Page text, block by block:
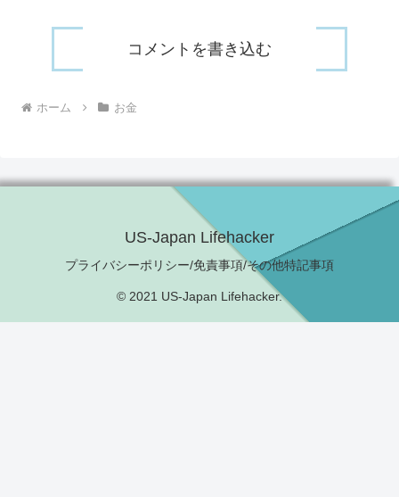
コメントを書き込む
ホーム お金
US-Japan Lifehacker
プライバシーポリシー/免責事項/その他特記事項
© 2021 US-Japan Lifehacker.